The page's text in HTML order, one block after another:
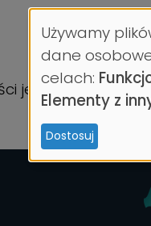
jestdanych
i
Używamy
dane
celach:
Elementy z
Dostosuj